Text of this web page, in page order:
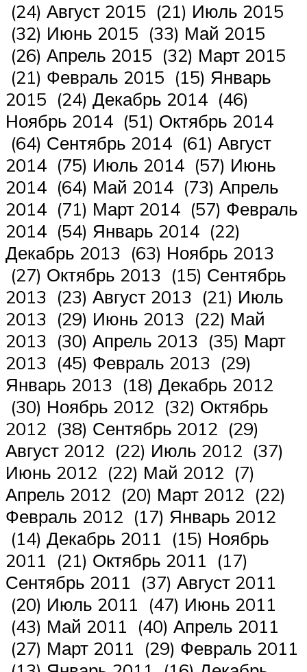
(24) Август 2015 (21) Июль 2015
(32) Июнь 2015 (33) Май 2015
(26) Апрель 2015 (32) Март 2015
(21) Февраль 2015 (15) Январь
2015 (24) Декабрь 2014 (46)
Ноябрь 2014 (51) Октябрь 2014
(64) Сентябрь 2014 (61) Август
2014 (75) Июль 2014 (57) Июнь
2014 (64) Май 2014 (73) Апрель
2014 (71) Март 2014 (57) Февраль
2014 (54) Январь 2014 (22)
Декабрь 2013 (63) Ноябрь 2013
(27) Октябрь 2013 (15) Сентябрь
2013 (23) Август 2013 (21) Июль
2013 (29) Июнь 2013 (22) Май
2013 (30) Апрель 2013 (35) Март
2013 (45) Февраль 2013 (29)
Январь 2013 (18) Декабрь 2012
(30) Ноябрь 2012 (32) Октябрь
2012 (38) Сентябрь 2012 (29)
Август 2012 (22) Июль 2012 (37)
Июнь 2012 (22) Май 2012 (7)
Апрель 2012 (20) Март 2012 (22)
Февраль 2012 (17) Январь 2012
(14) Декабрь 2011 (15) Ноябрь
2011 (21) Октябрь 2011 (17)
Сентябрь 2011 (37) Август 2011
(20) Июль 2011 (47) Июнь 2011
(43) Май 2011 (40) Апрель 2011
(27) Март 2011 (29) Февраль 2011